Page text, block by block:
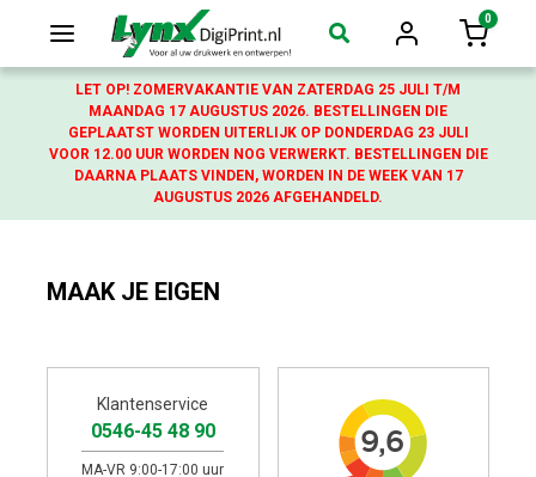
Login
0
LET OP! ZOMERVAKANTIE VAN ZATERDAG 25 JULI T/M
MAANDAG 17 AUGUSTUS 2026. BESTELLINGEN DIE
GEPLAATST WORDEN UITERLIJK OP DONDERDAG 23 JULI
VOOR 12.00 UUR WORDEN NOG VERWERKT. BESTELLINGEN DIE
DAARNA PLAATS VINDEN, WORDEN IN DE WEEK VAN 17
AUGUSTUS 2026 AFGEHANDELD.
MAAK JE EIGEN
Klantenservice
0546-45 48 90
MA-VR 9:00-17:00 uur